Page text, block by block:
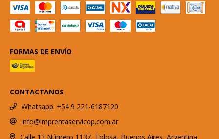
FORMAS DE ENVÍO
CONTACTANOS
Whatsapp: +54 9 221-6187120
info@imprentaservicop.com.ar
Calle 13 Número 1137, Tolosa, Buenos Aires, Argentina